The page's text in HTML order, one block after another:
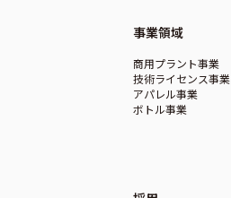
事業領域
商用プラント事業
技術ライセンス事業
アパレル事業
ボトル事業